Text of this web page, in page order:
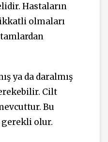
Hastaların
olmaları
ya da daralmış
Cilt
Bu
gerekli olur.